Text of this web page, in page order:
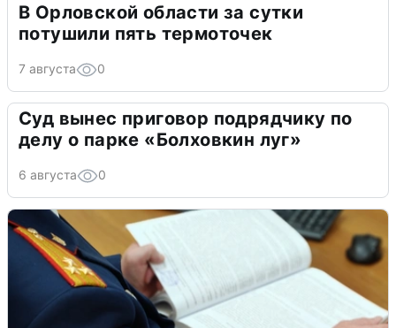
В Орловской области за сутки
потушили пять термоточек
7 августа 0
Суд вынес приговор подрядчику по
делу о парке «Болховкин луг»
6 августа 0